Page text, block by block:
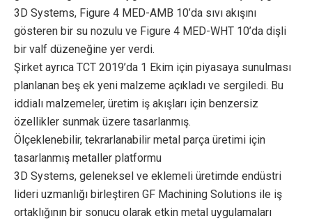
3D Systems, Figure 4 MED-AMB 10’da sıvı akışını
gösteren bir su nozulu ve Figure 4 MED-WHT 10’da dişli
bir valf düzeneğine yer verdi.
Şirket ayrıca TCT 2019’da 1 Ekim için piyasaya sunulması
planlanan beş ek yeni malzeme açıkladı ve sergiledi. Bu
iddialı malzemeler, üretim iş akışları için benzersiz
özellikler sunmak üzere tasarlanmış.
Ölçeklenebilir, tekrarlanabilir metal parça üretimi için
tasarlanmış metaller platformu
3D Systems, geleneksel ve eklemeli üretimde endüstri
lideri uzmanlığı birleştiren GF Machining Solutions ile iş
ortaklığının bir sonucu olarak etkin metal uygulamaları